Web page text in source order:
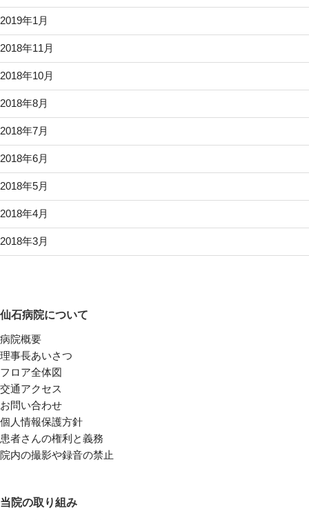
2019年1月
2018年11月
2018年10月
2018年8月
2018年7月
2018年6月
2018年5月
2018年4月
2018年3月
仙石病院について
病院概要
理事長あいさつ
フロア全体図
交通アクセス
お問い合わせ
個人情報保護方針
患者さんの権利と義務
院内の撮影や録音の禁止
当院の取り組み